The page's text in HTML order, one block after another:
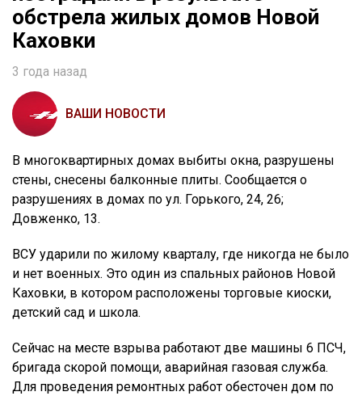
обстрела жилых домов Новой
Каховки
3 года назад
ВАШИ НОВОСТИ
В многоквартирных домах выбиты окна, разрушены
стены, снесены балконные плиты. Сообщается о
разрушениях в домах по ул. Горького, 24, 26;
Довженко, 13.
ВСУ ударили по жилому кварталу, где никогда не было
и нет военных. Это один из спальных районов Новой
Каховки, в котором расположены торговые киоски,
детский сад и школа.
Сейчас на месте взрыва работают две машины 6 ПСЧ,
бригада скорой помощи, аварийная газовая служба.
Для проведения ремонтных работ обесточен дом по